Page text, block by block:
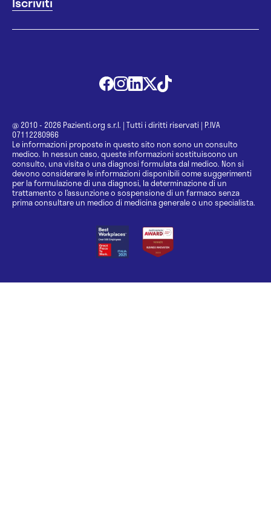
@ 2010 - 2026 Pazienti.org s.r.l. | Tutti i diritti riservati | P.IVA
07112280966
Le informazioni proposte in questo sito non sono un consulto
medico. In nessun caso, queste informazioni sostituiscono un
consulto, una visita o una diagnosi formulata dal medico. Non si
devono considerare le informazioni disponibili come suggerimenti
per la formulazione di una diagnosi, la determinazione di un
trattamento o l’assunzione o sospensione di un farmaco senza
prima consultare un medico di medicina generale o uno specialista.